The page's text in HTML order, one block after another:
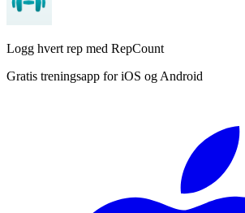
Logg hvert rep med RepCount
Gratis treningsapp for iOS og Android